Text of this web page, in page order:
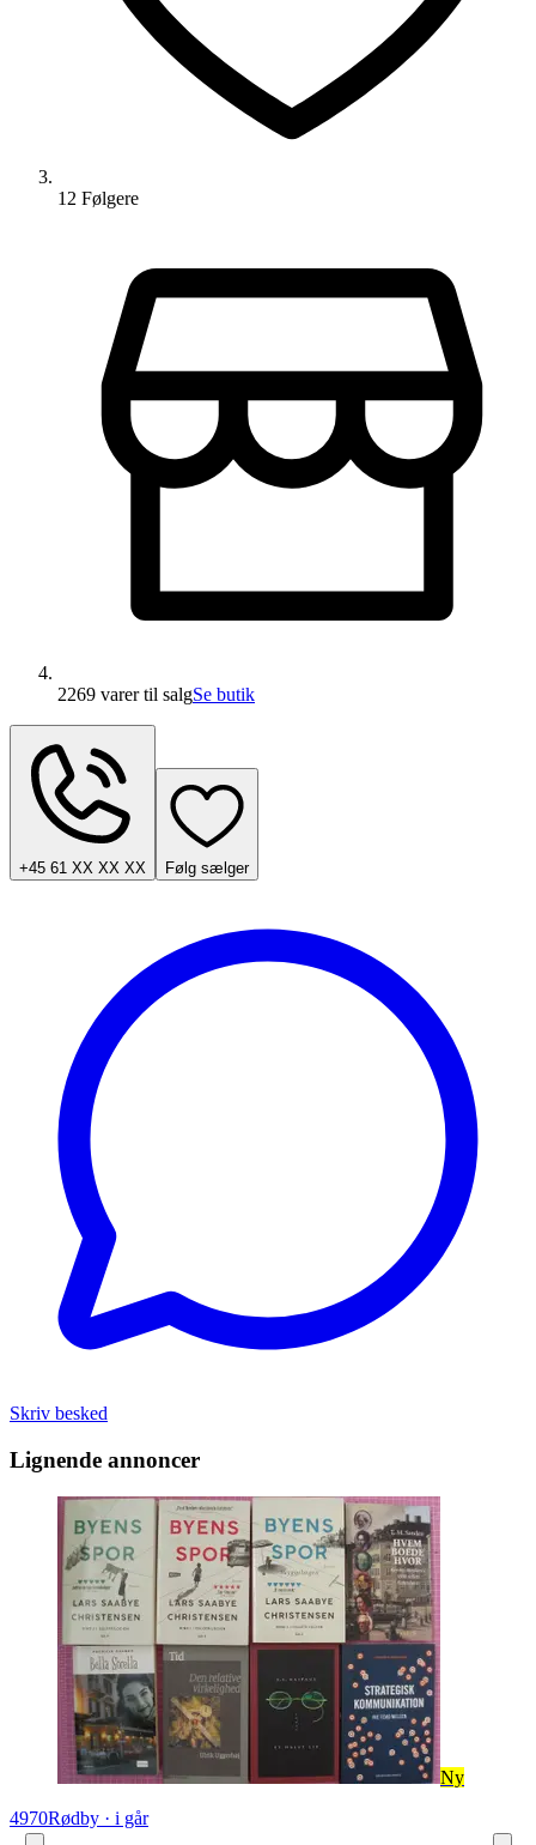
12 Følgere
2269 varertil salgSe butik
+45 61 XX XX XX Følg sælger
Skriv besked
Lignende annoncer
Ny
4970Rødby · i går